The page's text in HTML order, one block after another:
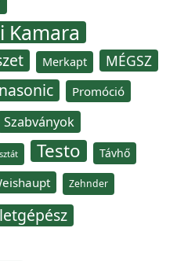
Kamara
Merkapt MÉGSZ
Promóció
Szabványok
Testo Távhő
Zehnder